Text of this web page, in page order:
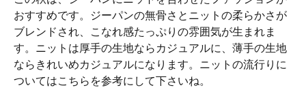
おすすめです。ジーパンの無骨さとニットの柔らかさが
ブレンドされ、こなれ感たっぷりの雰囲気が生まれま
す。ニットは厚手の生地ならカジュアルに、薄手の生地
ならきれいめカジュアルになります。ニットの流行りに
ついてはこちらを参考にして下さいね。